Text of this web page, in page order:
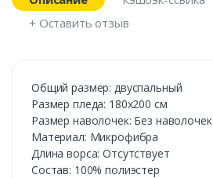
+ Оставить отзыв
Общий размер: двуспальный
Размер пледа: 180х200 см
Размер наволочек: Без наволочек
Материал: Микрофибра
Длина ворса: Отсутствует
Состав: 100% полиэстер